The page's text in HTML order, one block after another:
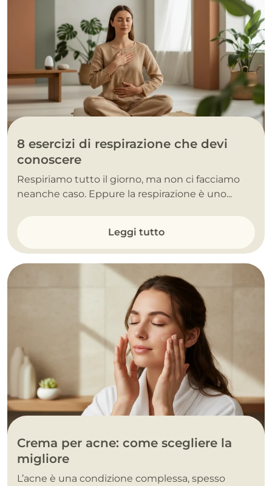
8 esercizi di respirazione che devi
conoscere
Respiriamo tutto il giorno, ma non ci facciamo
neanche caso. Eppure la respirazione è uno...
Leggi tutto
Crema per acne: come scegliere la
migliore
L’acne è una condizione complessa, spesso